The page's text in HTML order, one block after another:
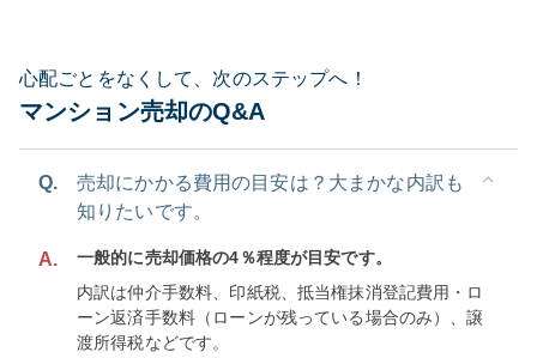
心配ごとをなくして、次のステップへ！
マンション売却のQ&A
Q.
売却にかかる費用の目安は？大まかな内訳も
知りたいです。
A.
一般的に売却価格の4％程度が目安です。
内訳は仲介手数料、印紙税、抵当権抹消登記費用・ロ
ーン返済手数料（ローンが残っている場合のみ）、譲
渡所得税などです。